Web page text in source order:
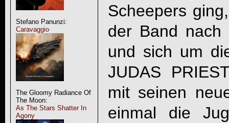
Stefano Panunzi:
Caravaggio
The Gloomy Radiance Of
The Moon:
As The Stars Shatter In
Agony
Scheepers
der Band nach
und sich um
JUDAS
mit seinen
einmal die